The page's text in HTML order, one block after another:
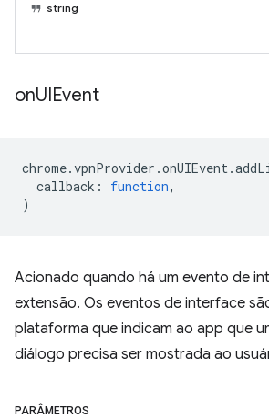
string
onUIEvent
chrome.vpnProvider .onUIEvent.
callback : function,
)
Acionado quando há um evento de
extensão. Os eventos de interface
plataforma que indicam ao app que
diálogo precisa ser mostrada ao
PARÂMETROS